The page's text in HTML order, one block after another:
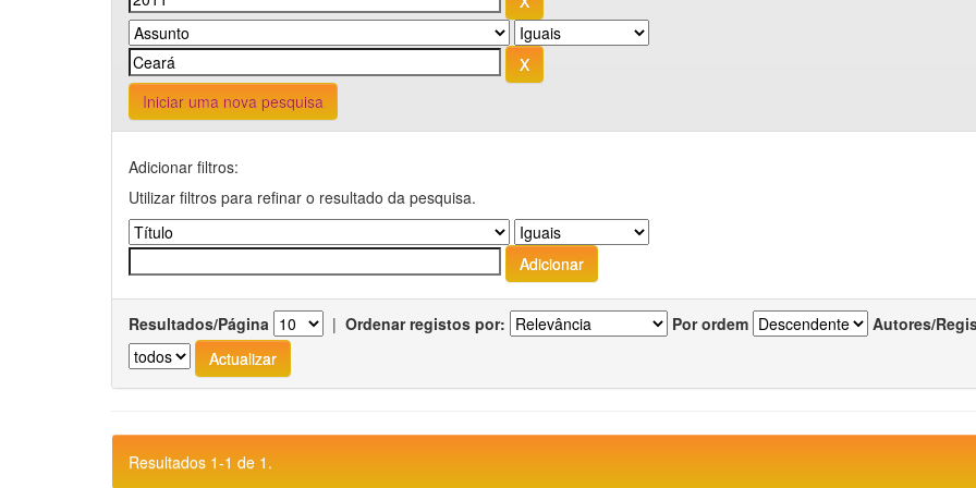
Iniciar uma nova pesquisa
Adicionar filtros:
Utilizar filtros para refinar o resultado da pesquisa.
Resultados/Página | Ordenar registos por: Por ordem Autores/
Resultados 1-1 de 1.